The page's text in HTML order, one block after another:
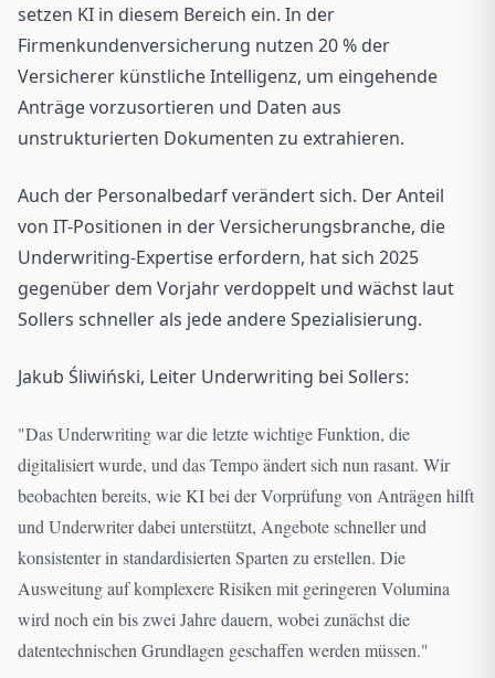
setzen KI in diesem Bereich ein. In der
Firmenkundenversicherung nutzen 20 % der
Versicherer künstliche Intelligenz, um eingehende
Anträge vorzusortieren und Daten aus
unstrukturierten Dokumenten zu extrahieren.
Auch der Personalbedarf verändert sich. Der Anteil
von IT-Positionen in der Versicherungsbranche, die
Underwriting-Expertise erfordern, hat sich 2025
gegenüber dem Vorjahr verdoppelt und wächst laut
Sollers schneller als jede andere Spezialisierung.
Jakub Śliwiński, Leiter Underwriting bei Sollers:
"Das Underwriting war die letzte wichtige Funktion, die
digitalisiert wurde, und das Tempo ändert sich nun rasant. Wir
beobachten bereits, wie KI bei der Vorprüfung von Anträgen hilft
und Underwriter dabei unterstützt, Angebote schneller und
konsistenter in standardisierten Sparten zu erstellen. Die
Ausweitung auf komplexere Risiken mit geringeren Volumina
wird noch ein bis zwei Jahre dauern, wobei zunächst die
datentechnischen Grundlagen geschaffen werden müssen."